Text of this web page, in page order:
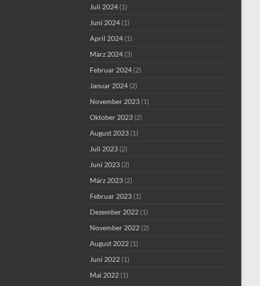
Juli 2024 (1)
Juni 2024 (1)
April 2024 (1)
März 2024 (3)
Februar 2024 (2)
Januar 2024 (2)
November 2023 (1)
Oktober 2023 (2)
August 2023 (1)
Juli 2023 (2)
Juni 2023 (2)
März 2023 (2)
Februar 2023 (1)
Dezember 2022 (1)
November 2022 (2)
August 2022 (1)
Juni 2022 (1)
Mai 2022 (1)